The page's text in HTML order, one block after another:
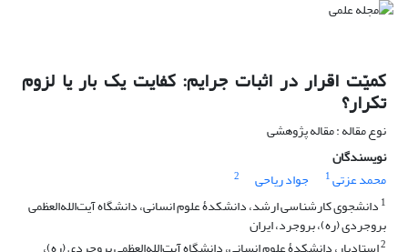
کمیّت اقرار در اثبات جرایم: کفایت یک ‌بار یا لزوم
تکرار؟
نوع مقاله : مقاله پژوهشی
نویسندگان
محمد عزتی1 جواد ریاحی
2
1 دانشجوی کارشناسی ارشد، دانشکدۀ علوم انسانی، دانشگاه آیت‌الله‌العظمی
بروجردی (ره)، بروجرد، ایران
2